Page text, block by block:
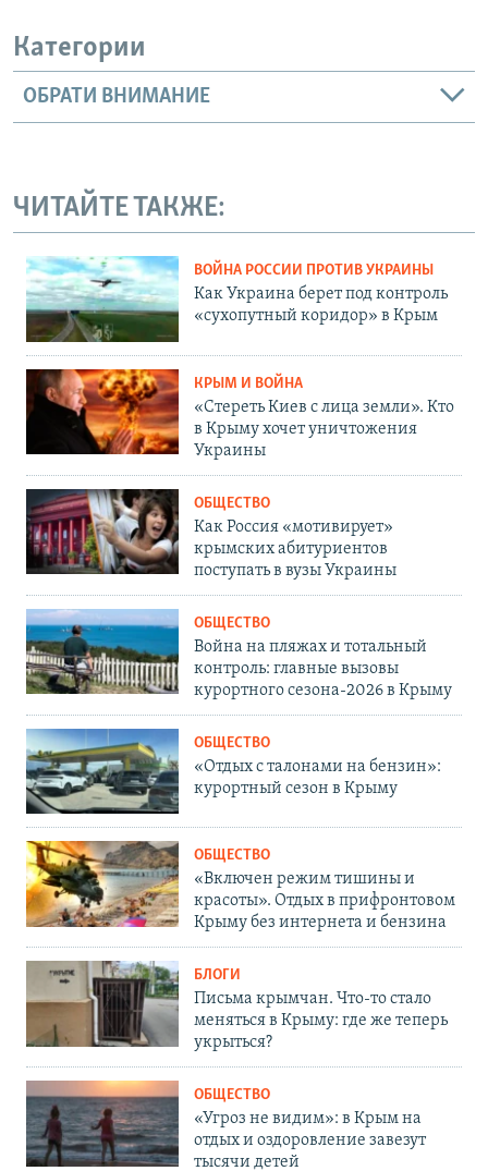
Категории
ОБРАТИ ВНИМАНИЕ
ЧИТАЙТЕ ТАКЖЕ:
ВОЙНА РОССИИ ПРОТИВ УКРАИНЫ
Как Украина берет под контроль
«сухопутный коридор» в Крым
КРЫМ И ВОЙНА
«Стереть Киев с лица земли». Кто
в Крыму хочет уничтожения
Украины
ОБЩЕСТВО
Как Россия «мотивирует»
крымских абитуриентов
поступать в вузы Украины
ОБЩЕСТВО
Война на пляжах и тотальный
контроль: главные вызовы
курортного сезона-2026 в Крыму
ОБЩЕСТВО
«Отдых с талонами на бензин»:
курортный сезон в Крыму
ОБЩЕСТВО
«Включен режим тишины и
красоты». Отдых в прифронтовом
Крыму без интернета и бензина
БЛОГИ
Письма крымчан. Что-то стало
меняться в Крыму: где же теперь
укрыться?
ОБЩЕСТВО
«Угроз не видим»: в Крым на
отдых и оздоровление завезут
тысячи детей